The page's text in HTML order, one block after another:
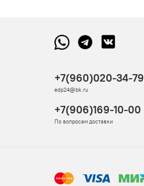
+7(960)020-34-79
edp24@bk.ru
+7(906)169-10-00
По вопросам доставки